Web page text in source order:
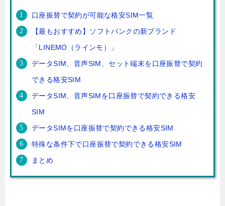
口座振替で契約が可能な格安SIM一覧
【最もおすすめ】ソフトバンクの新ブランド
「LINEMO（ラインモ）」
データSIM、音声SIM、セット端末を口座振替で契約
できる格安SIM
データSIM、音声SIMを口座振替で契約できる格安
SIM
データSIMを口座振替で契約できる格安SIM
特殊な条件下で口座振替で契約できる格安SIM
まとめ